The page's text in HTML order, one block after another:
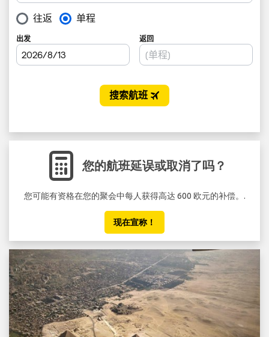
您的航班延误或取消了吗？
您可能有资格在您的聚会中每人获得高达 600 欧元的补偿。.
现在宣称！